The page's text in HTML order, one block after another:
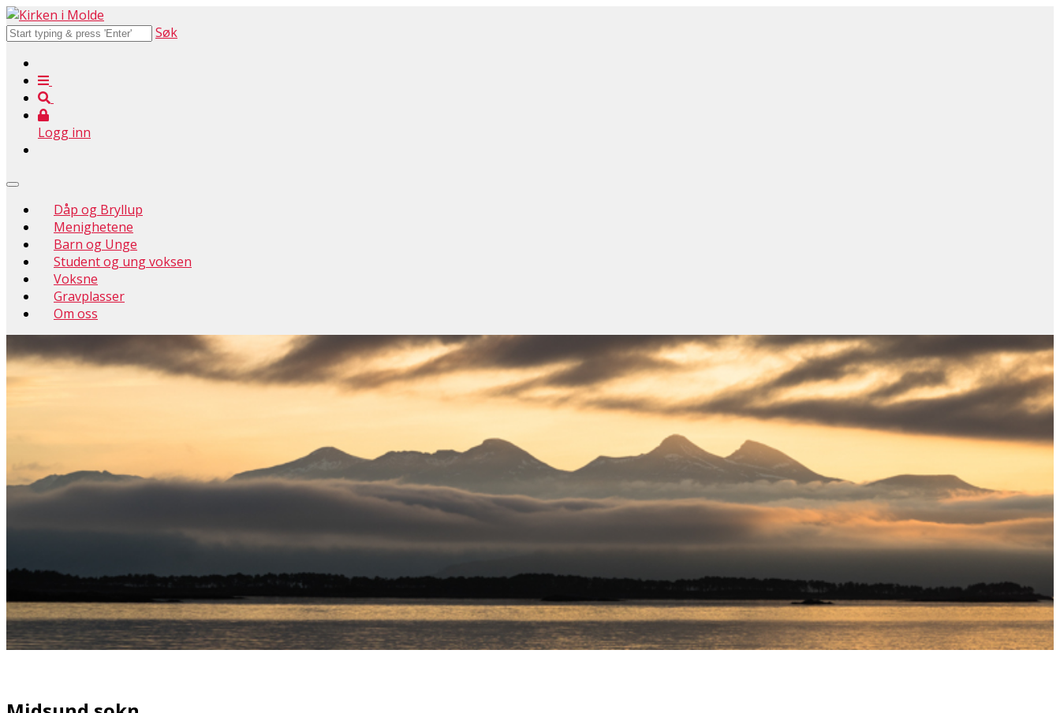
Søk
Logg inn
Dåp og Bryllup
Menighetene
Barn og Unge
Student og ung voksen
Voksne
Gravplasser
Om oss